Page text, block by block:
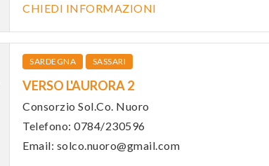
CHIEDI INFORMAZIONI
SARDEGNA SASSARI
VERSO L'AURORA 2
Consorzio Sol.Co. Nuoro
Telefono: 0784/230596
Email: solco.nuoro@gmail.com